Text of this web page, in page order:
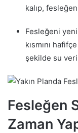
kalıp,
Fesleğeni
kısmını
şekilde su
Fesleğen
Zaman